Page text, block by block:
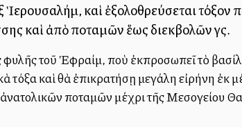
καὶ ἐξολοθρεύσεται τόξον
καὶ ἀπὸ ποταμῶν ἕως διεκβολῶν γῆς.
τοῦ Ἐφραίμ, ποὺ ἐκπροσωπεῖ τὸ
τόξα καὶ θὰ ἐπικρατήσῃ μεγάλη εἰρήνη ἐκ
ποταμῶν μέχρι τῆς Μεσογείου